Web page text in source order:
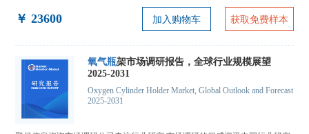
￥ 23600 加入购物车 获取免费样本
氧气瓶架市场调研报告，全球行业规模展望
2025-2031
Oxygen Cylinder Holder Market, Global Outlook and Forecast
2025-2031